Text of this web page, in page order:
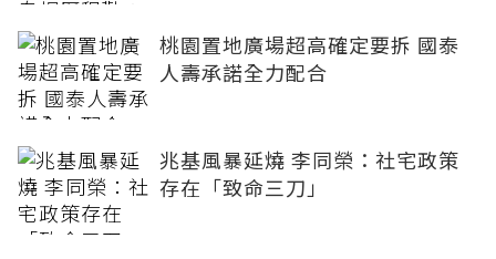
桃園置地廣場超高確定要拆 國泰
人壽承諾全力配合
兆基風暴延燒 李同榮：社宅政策
存在「致命三刀」